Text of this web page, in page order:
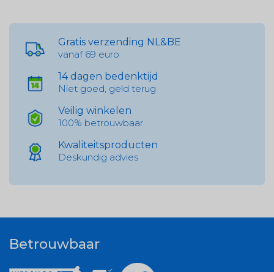
Gratis verzending NL&BE
vanaf 69 euro
14 dagen bedenktijd
Niet goed, geld terug
Veilig winkelen
100% betrouwbaar
Kwaliteitsproducten
Deskundig advies
Betrouwbaar